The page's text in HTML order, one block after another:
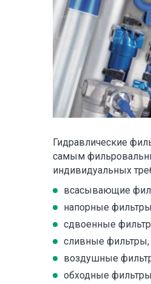
Гидравлические
самым
индивидуальных
всасывающие
напорные
сдвоенные
сливные фильтры,
воздушные
обходные